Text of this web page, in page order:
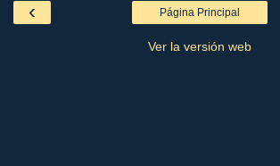
‹ Página Principal
Ver la versión web